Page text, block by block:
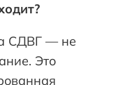
СДВГ — не
Это